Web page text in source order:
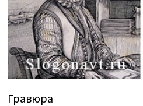
Гравюра